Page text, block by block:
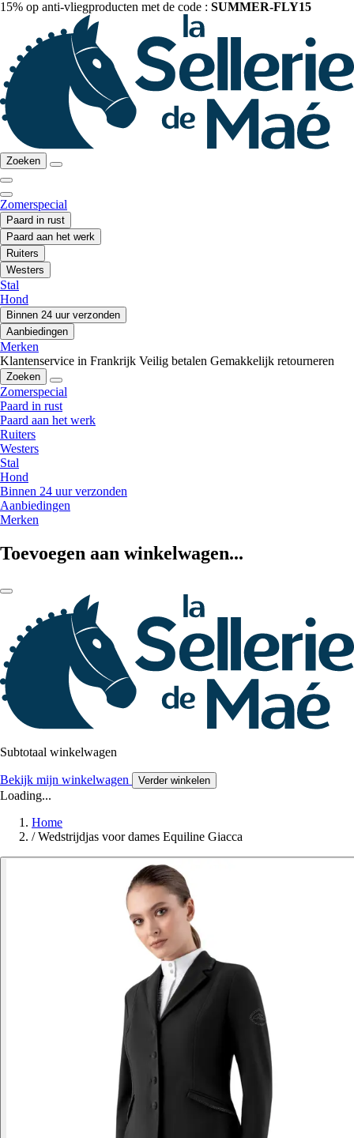
15% op anti-vliegproducten met de code : SUMMER-FLY15
Zoeken
Zomerspecial
Paard in rust
Paard aan het werk
Ruiters
Westers
Stal
Hond
Binnen 24 uur verzonden
Aanbiedingen
Merken
Klantenservice in Frankrijk Veilig betalen Gemakkelijk retourneren
Zoeken
Zomerspecial
Paard in rust
Paard aan het werk
Ruiters
Westers
Stal
Hond
Binnen 24 uur verzonden
Aanbiedingen
Merken
Toevoegen aan winkelwagen...
Subtotaal winkelwagen
Bekijk mijn winkelwagen Verder winkelen
Loading...
Home
/ Wedstrijdjas voor dames Equiline Giacca